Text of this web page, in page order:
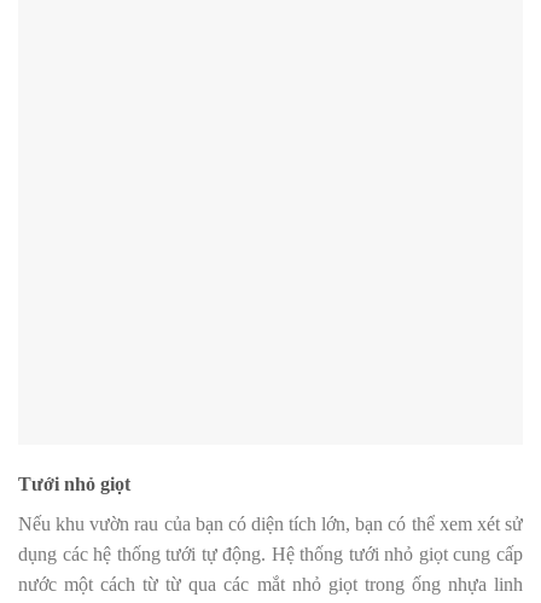
Tưới nhỏ giọt
Nếu khu vườn rau của bạn có diện tích lớn, bạn có thể xem xét sử
dụng các hệ thống tưới tự động. Hệ thống tưới nhỏ giọt cung cấp
nước một cách từ từ qua các mắt nhỏ giọt trong ống nhựa linh